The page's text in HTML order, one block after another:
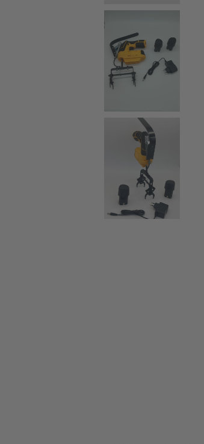
МАШИНИ ЗА
ИНВЕНТИРАН СИРОП
И КРЕМ МЕД
СУШИЛНИ И ВЕЯЛКИ
ШНЕКОВИ ПРЕСИ И
ПОМПИ ЗА МЕД
ПЧЕЛАРСКО
ОБЛЕКЛО
РЪКАВИЦИ
ГАЩЕРИЗОНИ